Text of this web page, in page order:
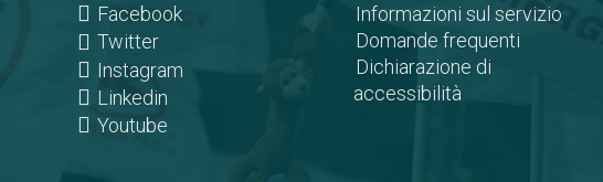
Facebook(opens
a
Twitter(opens
in
a
new
Instagram(opens
Linkedin(opens
in
Youtube(opens
Informazioni sul servizio
Domande frequenti
Dichiarazione di
accessibilità